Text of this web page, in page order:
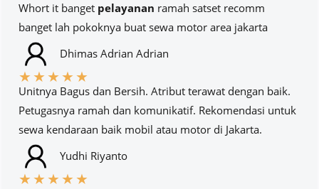
Whort it banget pelayanan ramah satset recomm
banget lah pokoknya buat sewa motor area jakarta
Dhimas Adrian Adrian
★★★★★
Unitnya Bagus dan Bersih. Atribut terawat dengan baik.
Petugasnya ramah dan komunikatif. Rekomendasi untuk
sewa kendaraan baik mobil atau motor di Jakarta.
Yudhi Riyanto
★★★★★